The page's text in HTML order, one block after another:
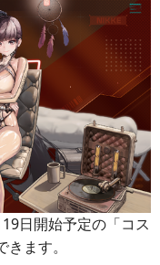
日開始予定の「コス
ます。